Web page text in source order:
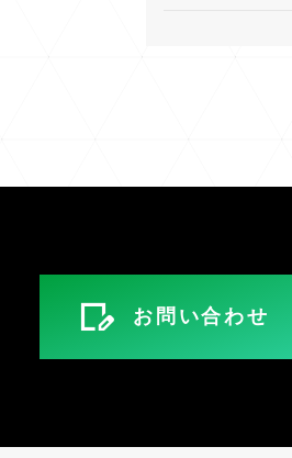
お問い合わせ